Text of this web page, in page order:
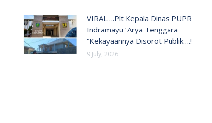
VIRAL….Plt Kepala Dinas PUPR
Indramayu “Arya Tenggara
“Kekayaannya Disorot Publik….!
9 July, 2026